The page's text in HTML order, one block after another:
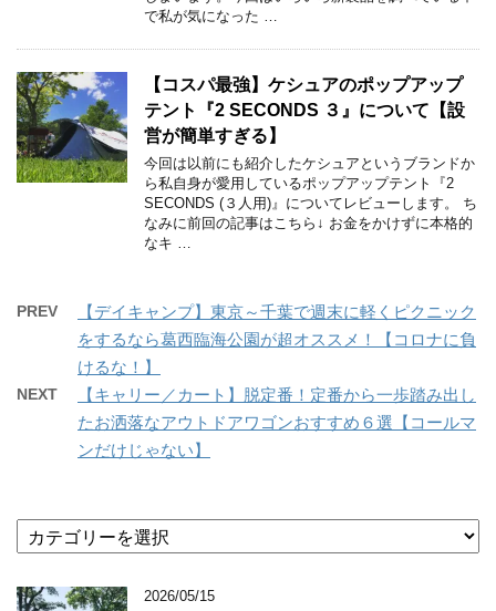
で私が気になった …
【コスパ最強】ケシュアのポップアップ
テント『2 SECONDS ３』について【設
営が簡単すぎる】
今回は以前にも紹介したケシュアというブランドか
ら私自身が愛用しているポップアップテント『2
SECONDS (３人用)』についてレビューします。 ち
なみに前回の記事はこちら↓ お金をかけずに本格的
なキ …
PREV
【デイキャンプ】東京～千葉で週末に軽くピクニック
をするなら葛西臨海公園が超オススメ！【コロナに負
けるな！】
NEXT
【キャリー／カート】脱定番！定番から一歩踏み出し
たお洒落なアウトドアワゴンおすすめ６選【コールマ
ンだけじゃない】
テ
リ
2026/05/15